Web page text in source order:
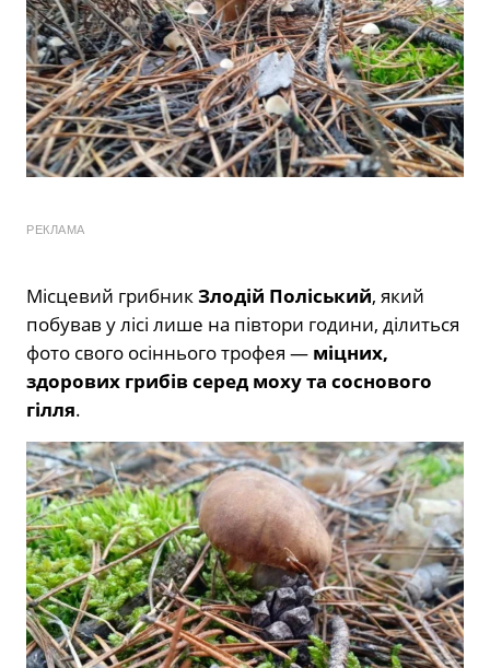
РЕКЛАМА
Місцевий грибник Злодій Поліський, який
побував у лісі лише на півтори години, ділиться
фото свого осіннього трофея — міцних,
здорових грибів серед моху та соснового
гілля.